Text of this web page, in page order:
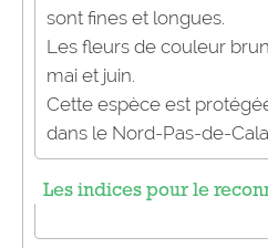
sont fines et longues.
Les fleurs de couleur
mai et juin.
Cette espèce est
dans le Nord-Pas-de-
Les indices pour le